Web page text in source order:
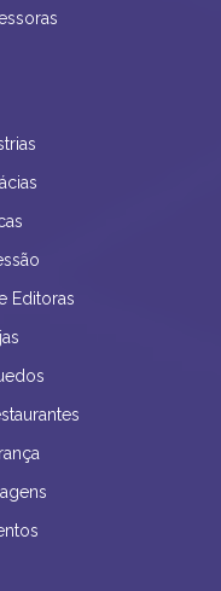
Editoras